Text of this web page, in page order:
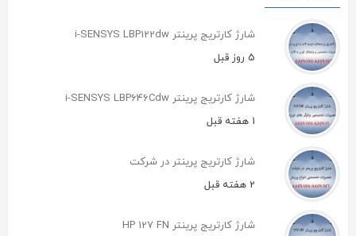
شارژ کارتریج پرینتر i-SENSYS LBP122dw
5 روز قبل
شارژ کارتریج پرینتر i-SENSYS LBP646Cdw
1 هفته قبل
شارژ کارتریج پرینتر در شرکت
2 هفته قبل
شارژ کارتریج پرینتر HP 127 FN